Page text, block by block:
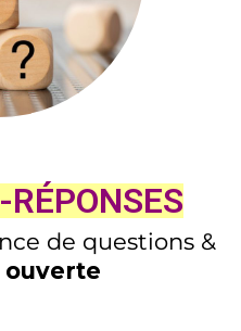
de questions &
ouverte